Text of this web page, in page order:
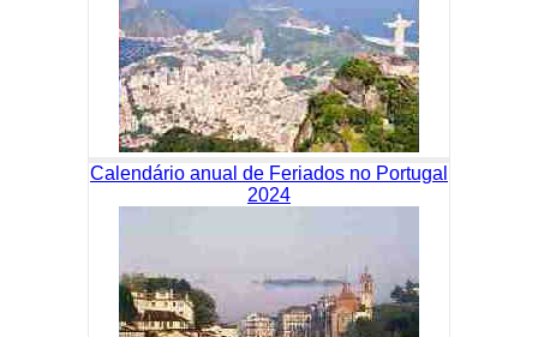
Calendário anual de Feriados no Portugal
2024